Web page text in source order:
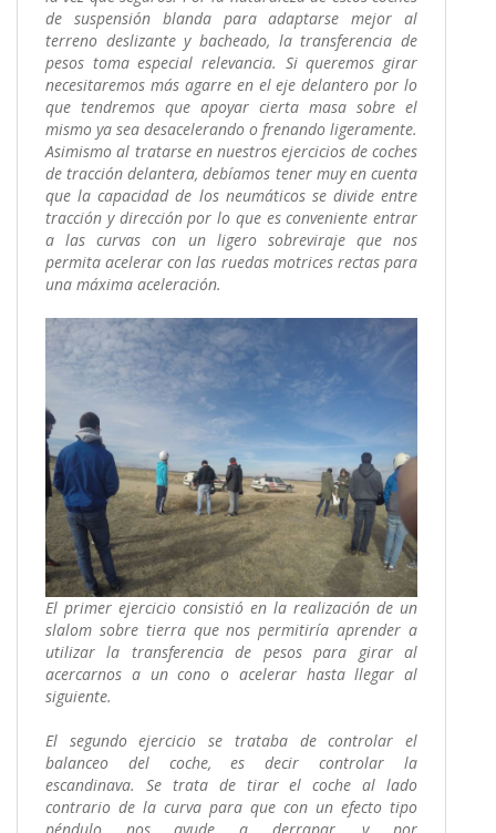
de suspensión blanda para adaptarse mejor al
terreno deslizante y bacheado, la transferencia de
pesos toma especial relevancia. Si queremos girar
necesitaremos más agarre en el eje delantero por lo
que tendremos que apoyar cierta masa sobre el
mismo ya sea desacelerando o frenando ligeramente.
Asimismo al tratarse en nuestros ejercicios de coches
de tracción delantera, debíamos tener muy en cuenta
que la capacidad de los neumáticos se divide entre
tracción y dirección por lo que es conveniente entrar
a las curvas con un ligero sobreviraje que nos
permita acelerar con las ruedas motrices rectas para
una máxima aceleración.
El primer ejercicio consistió en la realización de un
slalom sobre tierra que nos permitiría aprender a
utilizar la transferencia de pesos para girar al
acercarnos a un cono o acelerar hasta llegar al
siguiente.
El segundo ejercicio se trataba de controlar el
balanceo del coche, es decir controlar la
escandinava. Se trata de tirar el coche al lado
contrario de la curva para que con un efecto tipo
péndulo nos ayude a derrapar, y por